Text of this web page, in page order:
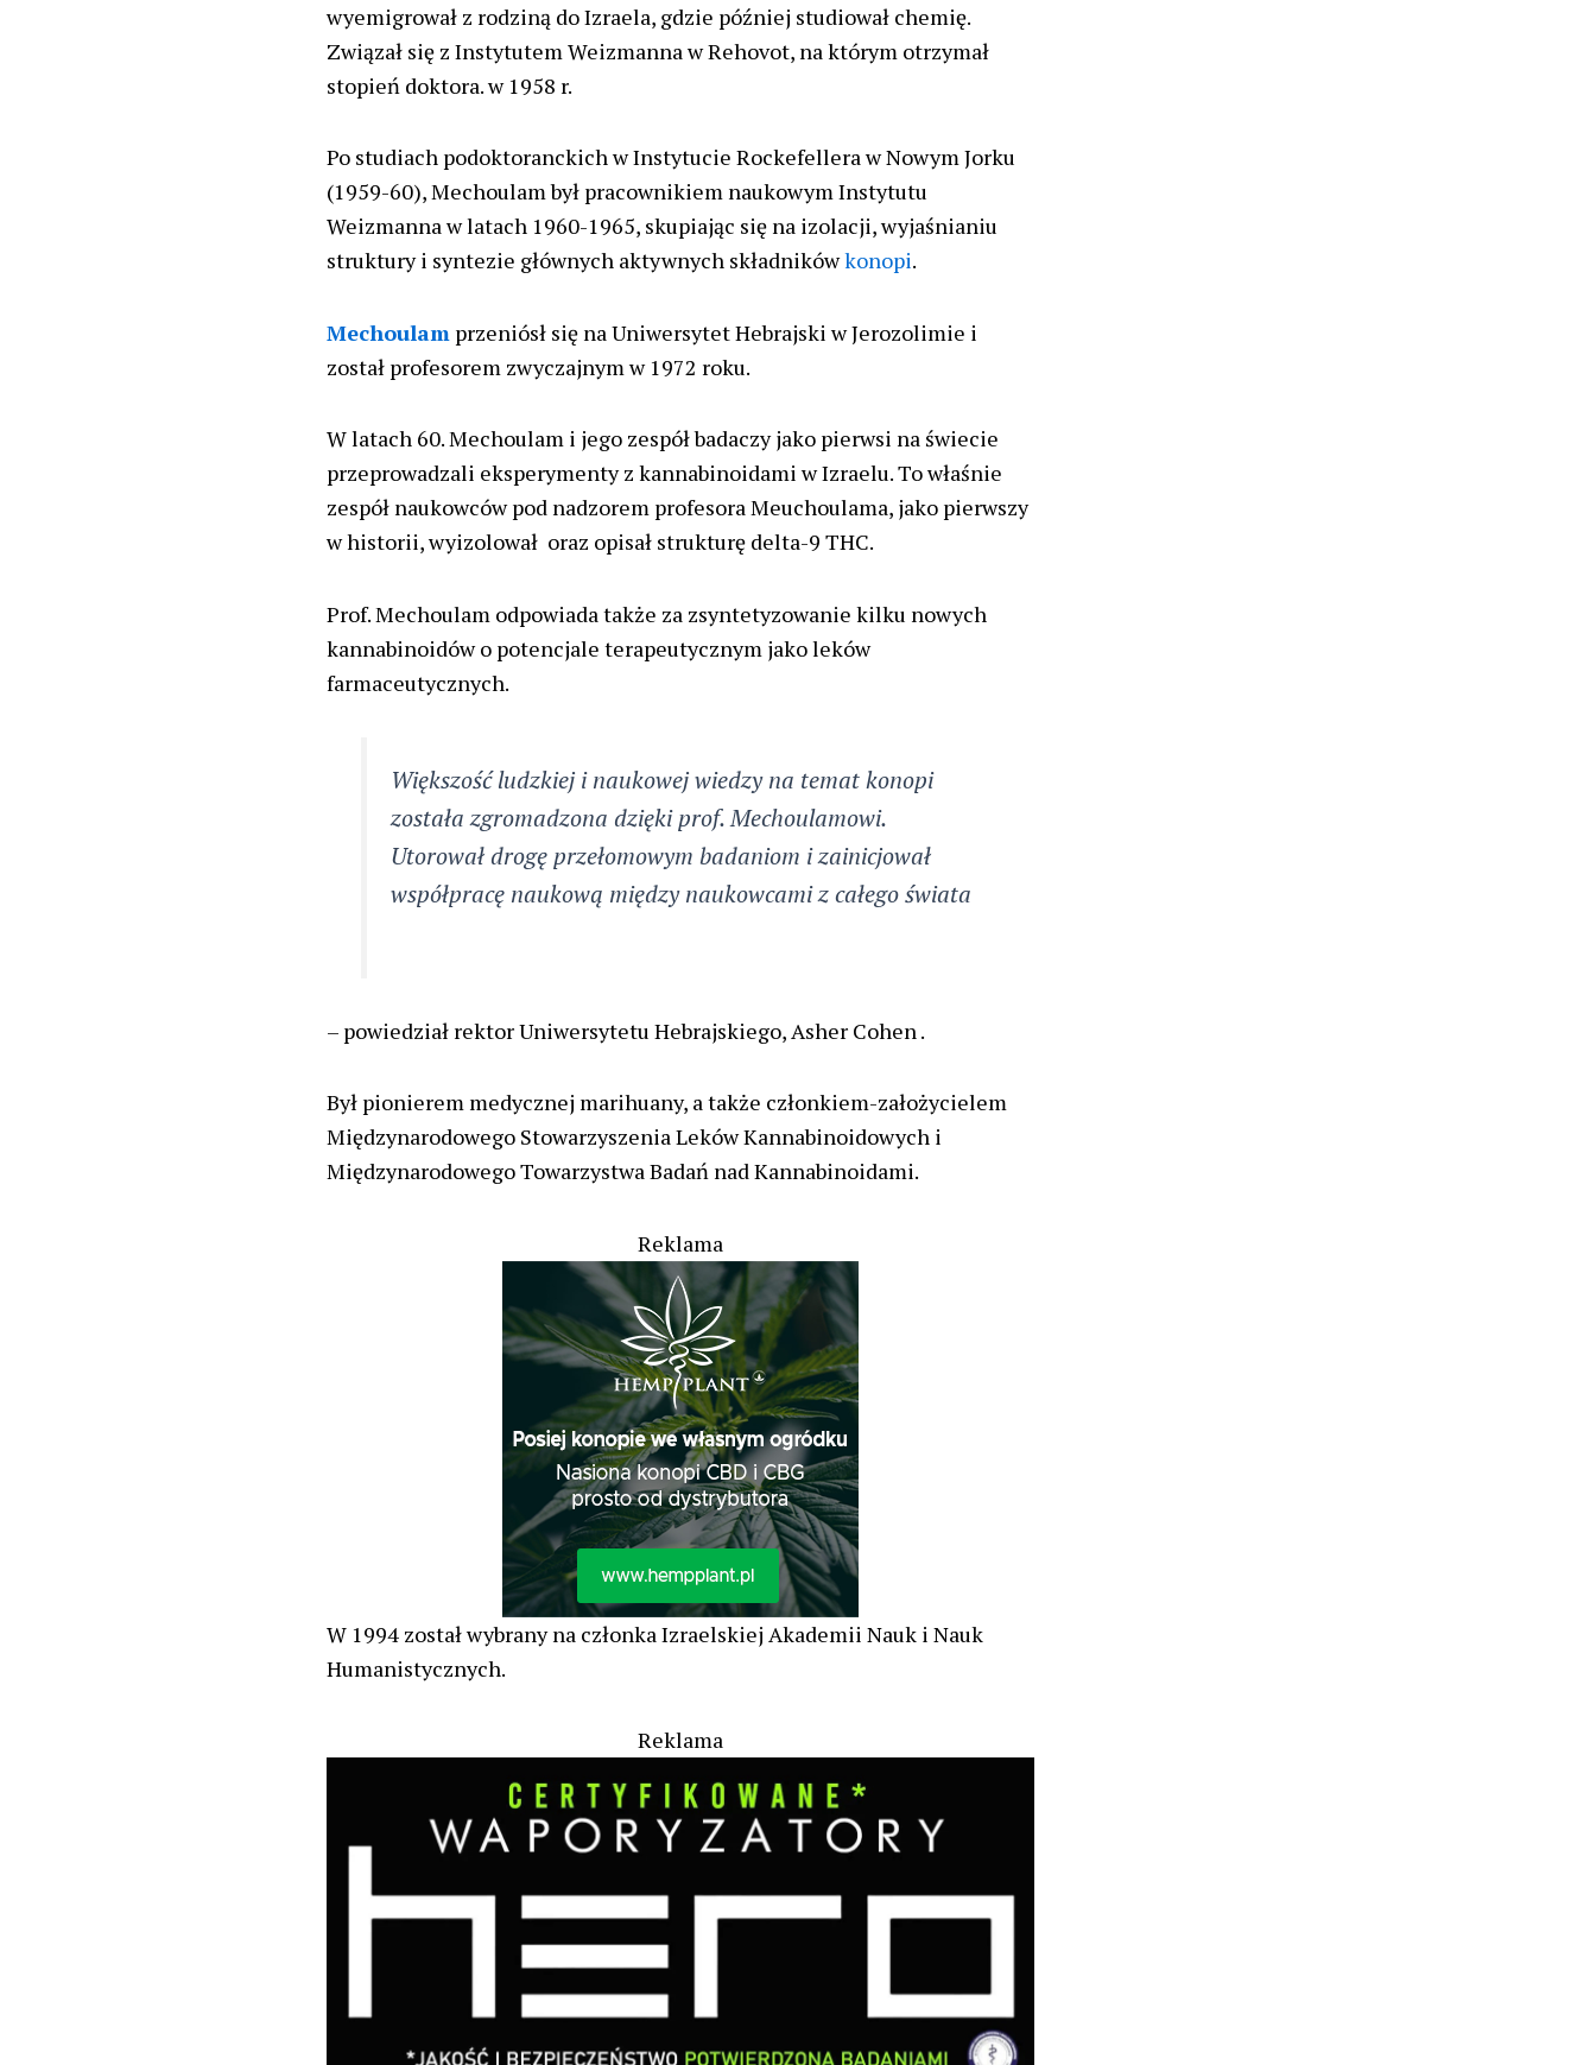
wyemigrował z rodziną do Izraela, gdzie później studiował chemię.
Związał się z Instytutem Weizmanna w Rehovot, na którym otrzymał
stopień doktora. w 1958 r.
Po studiach podoktoranckich w Instytucie Rockefellera w Nowym Jorku
(1959-60), Mechoulam był pracownikiem naukowym Instytutu
Weizmanna w latach 1960-1965, skupiając się na izolacji, wyjaśnianiu
struktury i syntezie głównych aktywnych składnikówkonopi.
Mechoulam przeniósł się na Uniwersytet Hebrajski w Jerozolimie i
został profesorem zwyczajnym w 1972 roku.
W latach 60. Mechoulam i jego zespół badaczy jako pierwsi na świecie
przeprowadzali eksperymenty z kannabinoidami w Izraelu. To właśnie
zespół naukowców pod nadzorem profesora Meuchoulama, jako pierwszy
w historii, wyizolował oraz opisał strukturę delta-9 THC.
Prof. Mechoulam odpowiada także za zsyntetyzowanie kilku nowych
kannabinoidów o potencjale terapeutycznym jako leków
farmaceutycznych.
Większość ludzkiej i naukowej wiedzy na temat konopi
została zgromadzona dzięki prof. Mechoulamowi.
Utorował drogę przełomowym badaniom i zainicjował
współpracę naukową między naukowcami z całego świata
– ​​powiedział rektor Uniwersytetu Hebrajskiego, Asher Cohen .
Był pionierem medycznej marihuany, a także członkiem-założycielem
Międzynarodowego Stowarzyszenia Leków Kannabinoidowych i
Międzynarodowego Towarzystwa Badań nad Kannabinoidami.
Reklama
W 1994 został wybrany na członka Izraelskiej Akademii Nauk i Nauk
Humanistycznych.
Reklama